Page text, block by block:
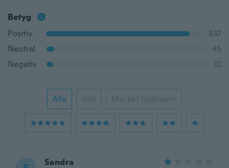
Betyg
Positiv
837
Neutral
45
Negativ
32
Alla Bild Mycket hjälpsamt
Sandra